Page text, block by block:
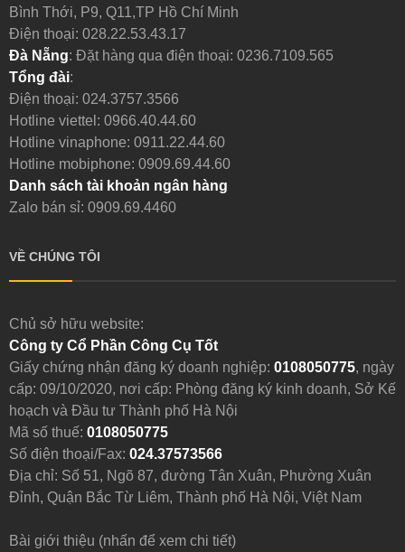
Bình Thới, P9, Q11,TP Hồ Chí Minh
Điện thoại: 028.22.53.43.17
Đà Nẵng: Đặt hàng qua điện thoại: 0236.7109.565
Tổng đài:
Điện thoại: 024.3757.3566
Hotline viettel: 0966.40.44.60
Hotline vinaphone: 0911.22.44.60
Hotline mobiphone: 0909.69.44.60
Danh sách tài khoản ngân hàng
Zalo bán sỉ: 0909.69.4460
VỀ CHÚNG TÔI
Chủ sở hữu website:
Công ty Cổ Phần Công Cụ Tốt
Giấy chứng nhận đăng ký doanh nghiệp: 0108050775, ngày
cấp: 09/10/2020, nơi cấp: Phòng đăng ký kinh doanh, Sở Kế
hoạch và Đầu tư Thành phố Hà Nội
Mã số thuế: 0108050775
Số điện thoại/Fax: 024.37573566
Địa chỉ: Số 51, Ngõ 87, đường Tân Xuân, Phường Xuân
Đỉnh, Quận Bắc Từ Liêm, Thành phố Hà Nội, Việt Nam
Bài giới thiệu (nhấn để xem chi tiết)